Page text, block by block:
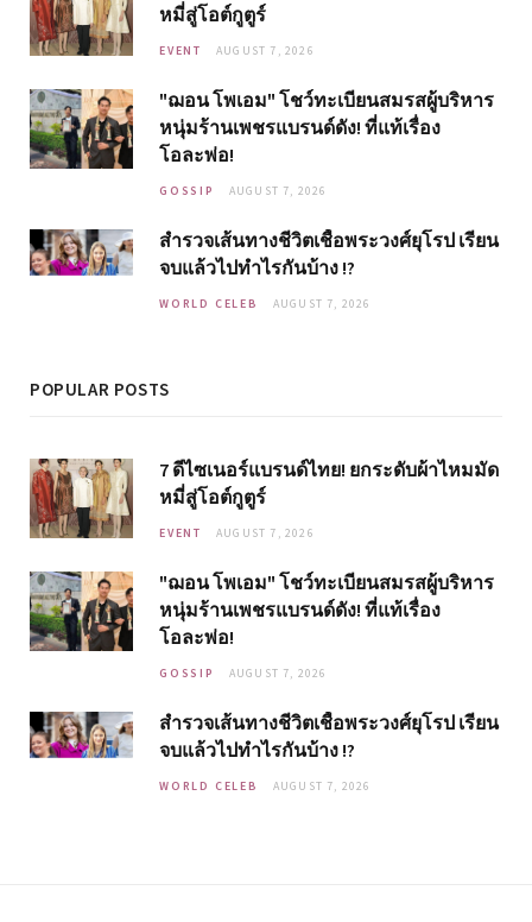
หมี่สู่โอต์กูตูร์
EVENT AUGUST 7, 2026
"ฌอน โพเอม" โชว์ทะเบียนสมรสผู้บริหาร
หนุ่มร้านเพชรแบรนด์ดัง! ที่แท้เรื่อง
โอละพ่อ!
GOSSIP AUGUST 7, 2026
สำรวจเส้นทางชีวิตเชื้อพระวงศ์ยุโรป เรียน
จบแล้วไปทำไรกันบ้าง !?
WORLD CELEB AUGUST 7, 2026
POPULAR POSTS
7 ดีไซเนอร์แบรนด์ไทย! ยกระดับผ้าไหมมัด
หมี่สู่โอต์กูตูร์
EVENT AUGUST 7, 2026
"ฌอน โพเอม" โชว์ทะเบียนสมรสผู้บริหาร
หนุ่มร้านเพชรแบรนด์ดัง! ที่แท้เรื่อง
โอละพ่อ!
GOSSIP AUGUST 7, 2026
สำรวจเส้นทางชีวิตเชื้อพระวงศ์ยุโรป เรียน
จบแล้วไปทำไรกันบ้าง !?
WORLD CELEB AUGUST 7, 2026